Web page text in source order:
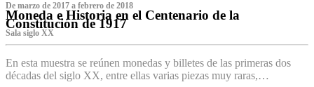
De marzo de 2017 a febrero de 2018
Moneda e Historia en el Centenario de la
Constitución de 1917
Sala siglo XX
En esta muestra se reúnen monedas y billetes de las primeras dos
décadas del siglo XX, entre ellas varias piezas muy raras,…